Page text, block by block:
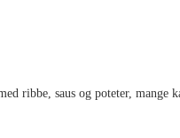
ribbe, saus og poteter,